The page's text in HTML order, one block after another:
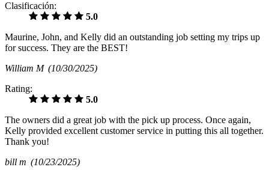
Clasificación:
5.0
Maurine, John, and Kelly did an outstanding job setting my trips up
for success. They are the BEST!
William M (10/30/2025)
Rating:
5.0
The owners did a great job with the pick up process. Once again,
Kelly provided excellent customer service in putting this all together.
Thank you!
bill m (10/23/2025)